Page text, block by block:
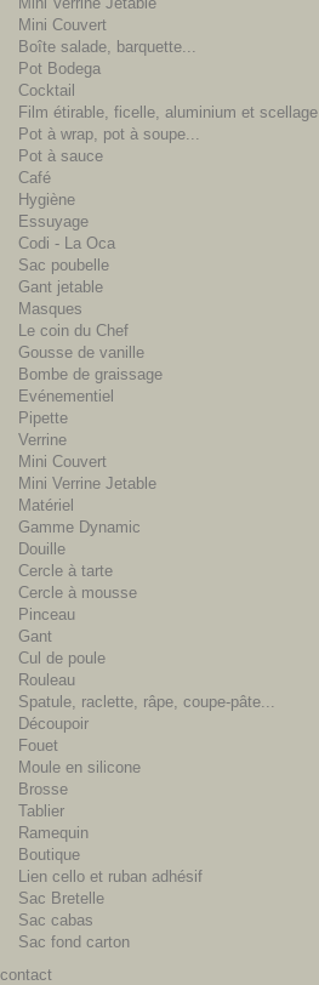
Mini Couvert
Boîte salade, barquette...
Pot Bodega
Cocktail
Film étirable, ficelle, aluminium et scellage
Pot à wrap, pot à soupe...
Pot à sauce
Café
Hygiène
Essuyage
Codi - La Oca
Sac poubelle
Gant jetable
Masques
Le coin du Chef
Gousse de vanille
Bombe de graissage
Evénementiel
Pipette
Verrine
Mini Couvert
Mini Verrine Jetable
Matériel
Gamme Dynamic
Douille
Cercle à tarte
Cercle à mousse
Pinceau
Gant
Cul de poule
Rouleau
Spatule, raclette, râpe, coupe-pâte...
Découpoir
Fouet
Moule en silicone
Brosse
Tablier
Ramequin
Boutique
Lien cello et ruban adhésif
Sac Bretelle
Sac cabas
Sac fond carton
contact